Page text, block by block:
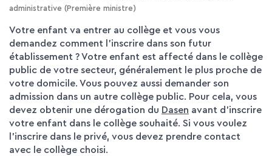
administrative (Première ministre)
Votre enfant va entrer au collège et vous vous
demandez comment l'inscrire dans son futur
établissement ? Votre enfant est affecté dans le collège
public de votre secteur, généralement le plus proche de
votre domicile. Vous pouvez aussi demander son
admission dans un autre collège public. Pour cela, vous
devez obtenir une dérogation du Dasen avant d'inscrire
votre enfant dans le collège souhaité. Si vous voulez
l'inscrire dans le privé, vous devez prendre contact
avec le collège choisi.